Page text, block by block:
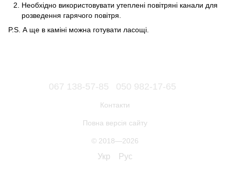
Необхідно використовувати утеплені повітряні канали для
розведення гарячого повітря.
P.S. А ще в каміні можна готувати ласощі.
067 138-57-85 050 982-17-65
Контакти
Повна версія сайту
© 2018—2026
Укр Рус